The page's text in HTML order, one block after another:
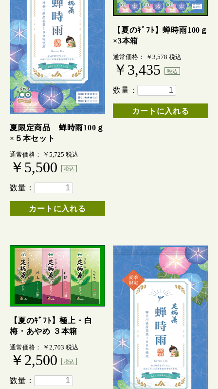
夏限定商品 蝉時雨100ｇ
×５本セット
通常価格： ￥5,725 税込
￥5,500 税込
数量：
カートに入れる
【夏のｷﾞﾌﾄ】蝉時雨100ｇ
×3本箱
通常価格： ￥3,578 税込
￥3,435 税込
数量：
カートに入れる
【夏のｷﾞﾌﾄ】極上・白
梅・あやめ ３本箱
通常価格： ￥2,703 税込
￥2,500 税込
数量：